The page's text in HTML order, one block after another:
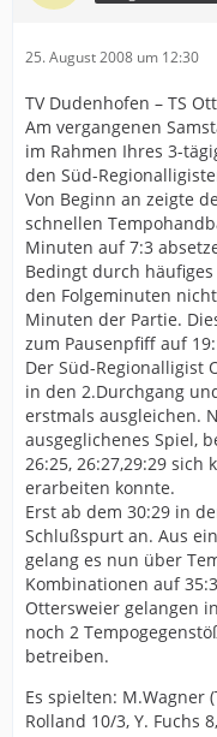
25. August 2008 um 12:30
TV Dudenhofen – TS
Am vergangenen
im Rahmen Ihres 3-
den Süd-
Von Beginn an zeigte
schnellen
Minuten auf 7:3
Bedingt durch
den Folgeminuten
Minuten der Partie.
zum Pausenpfiff auf
Der Süd-Regionalligist
in den 2.Durchgang
erstmals ausgleichen.
ausgeglichenes Spiel,
26:25, 26:27,29:29
erarbeiten konnte.
Erst ab dem 30:29 in
Schlußspurt an. Aus
gelang es nun über
Kombinationen auf
Ottersweier gelangen
noch 2
betreiben.
Es spielten: M.Wagner
Rolland 10/3, Y. Fuchs